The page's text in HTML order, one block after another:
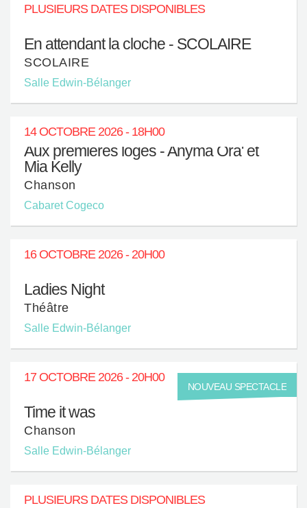
PLUSIEURS DATES DISPONIBLES
En attendant la cloche - SCOLAIRE
SCOLAIRE
Salle Edwin-Bélanger
14 OCTOBRE 2026 - 18H00
Aux premières loges - Anyma Ora' et
Mia Kelly
Chanson
Cabaret Cogeco
16 OCTOBRE 2026 - 20H00
Ladies Night
Théâtre
Salle Edwin-Bélanger
17 OCTOBRE 2026 - 20H00
NOUVEAU SPECTACLE
Time it was
Chanson
Salle Edwin-Bélanger
PLUSIEURS DATES DISPONIBLES